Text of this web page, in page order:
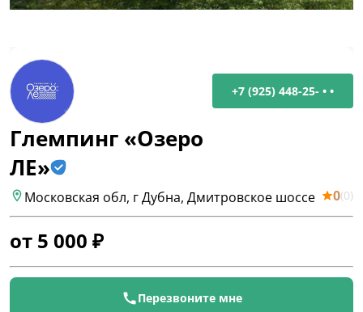
+7 (925) 448-25- • •
Глемпинг «Озеро
ЛЕ»
Московская обл, г Дубна, Дмитровское шоссе 0(0)
от 5 000 ₽
Перезвоните мне